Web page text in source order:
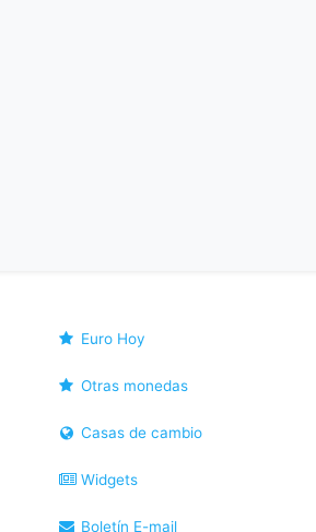
Euro Hoy
Otras monedas
Casas de cambio
Widgets
Boletín E-mail